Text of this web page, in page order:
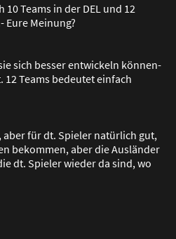
Teams in der DEL und 12
Eure Meinung?
sich besser entwickeln können-
Teams bedeutet einfach
aber für dt. Spieler natürlich gut,
bekommen, aber die Ausländer
dt. Spieler wieder da sind, wo